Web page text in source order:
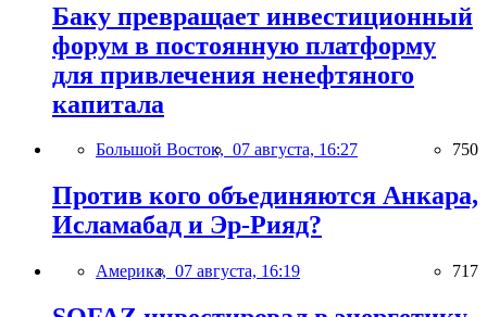
Баку превращает инвестиционный
форум в постоянную платформу
для привлечения ненефтяного
капитала
Большой Восток, 07 августа, 16:27 750
Против кого объединяются Анкара,
Исламабад и Эр-Рияд?
Америка, 07 августа, 16:19 717